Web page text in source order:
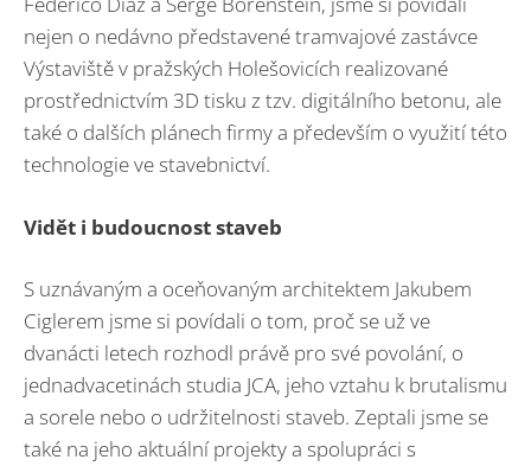
nejen o nedávno představené tramvajové zastávce
Výstaviště v pražských Holešovicích realizované
prostřednictvím 3D tisku z tzv. digitálního betonu, ale
také o dalších plánech firmy a především o využití této
technologie ve stavebnictví.
Vidět i budoucnost staveb
S uznávaným a oceňovaným architektem Jakubem
Ciglerem jsme si povídali o tom, proč se už ve
dvanácti letech rozhodl právě pro své povolání, o
jednadvacetinách studia JCA, jeho vztahu k brutalismu
a sorele nebo o udržitelnosti staveb. Zeptali jsme se
také na jeho aktuální projekty a spolupráci s